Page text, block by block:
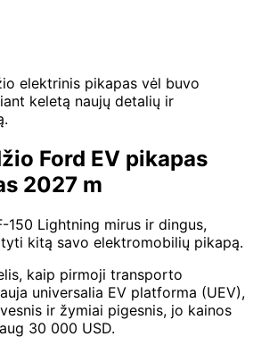
elektrinis pikapas vėl buvo
keletą naujų detalių ir
Ford EV pikapas
2027 m
150 Lightning mirus ir dingus,
kitą savo elektromobilių pikapą.
kaip pirmoji transporto
universalia EV platforma (UEV),
ir žymiai pigesnis, jo kainos
30 000 USD.